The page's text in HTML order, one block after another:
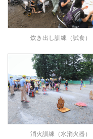
炊き出し訓練（試食）
消火訓練（水消火器）